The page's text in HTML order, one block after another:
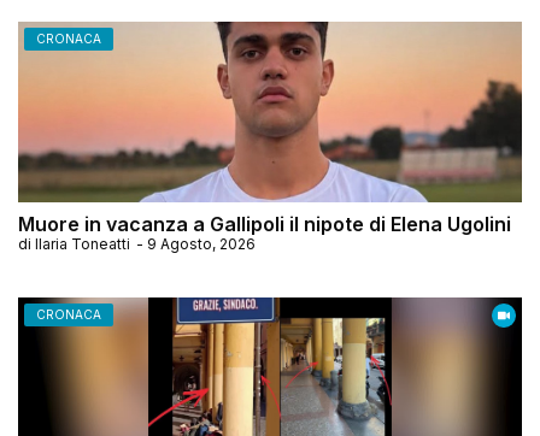
CRONACA
Muore in vacanza a Gallipoli il nipote di Elena Ugolini
di Ilaria Toneatti - 9 Agosto, 2026
CRONACA